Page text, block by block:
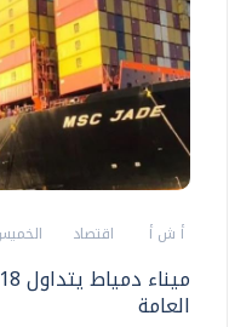
أ ش أ اقتصاد الخميس، 06 اغسطس
العامة